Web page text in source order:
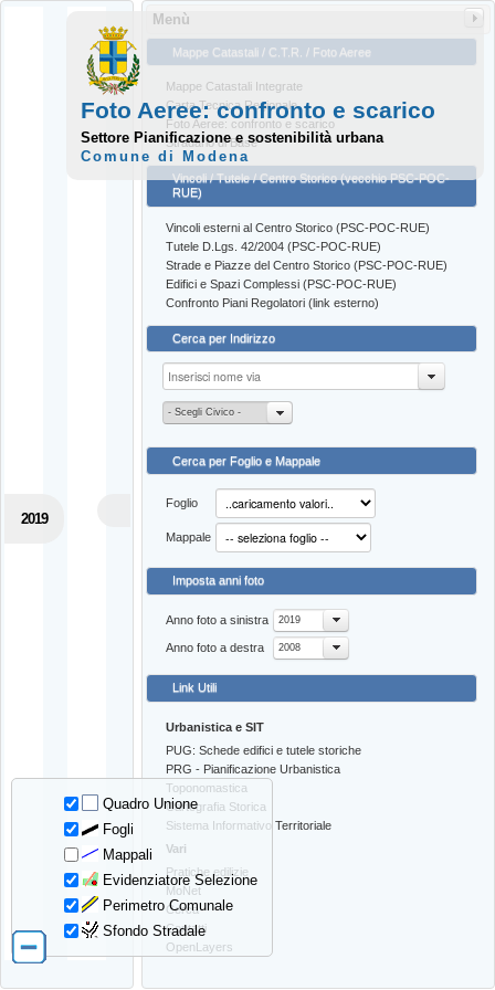
2019
Menù
Mappe Catastali / C.T.R. / Foto Aeree
Mappe Catastali Integrate
Carta Tecnica Regionale
Foto Aeree: confronto e scarico
Stradario di Base
Vincoli / Tutele / Centro Storico (vecchio PSC-POC-
RUE)
Vincoli esterni al Centro Storico (PSC-POC-RUE)
Tutele D.Lgs. 42/2004 (PSC-POC-RUE)
Strade e Piazze del Centro Storico (PSC-POC-RUE)
Edifici e Spazi Complessi (PSC-POC-RUE)
Confronto Piani Regolatori (link esterno)
Cerca per Indirizzo
- Scegli Civico -
Cerca per Foglio e Mappale
Foglio
Mappale
Imposta anni foto
Anno foto a sinistra 2019
Anno foto a destra 2008
Link Utili
Urbanistica e SIT
PUG: Schede edifici e tutele storiche
PRG - Pianificazione Urbanistica
Toponomastica
Cartografia Storica
Sistema Informativo Territoriale
Vari
Pratiche edilizie
MoNet
Cerca
Contatti
OpenLayers
Quadro Unione
Fogli
Mappali
Evidenziatore Selezione
Perimetro Comunale
Sfondo Stradale
Foto Aeree: confronto e scarico
Settore Pianificazione e sostenibilità urbana
Comune di Modena